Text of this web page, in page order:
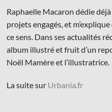
Raphaelle Macaron dédie
projets engagés, et
ce sens. Dans ses actualités
album illustré et fruit d’un
Noël Mamère et l’illustratrice.
La suite sur Urbania.fr